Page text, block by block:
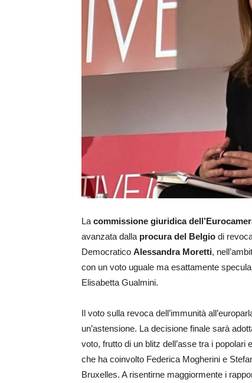
La commissione giuridica
avanzata dalla procura del Belgio di
Democratico Alessandra Moretti,
con un voto uguale ma esattamente
Elisabetta Gualmini.
Il voto sulla revoca dell’immunità
un’astensione. La decisione finale sarà
voto, frutto di un blitz dell’asse tra i popolari
che ha coinvolto Federica Mogherini e
Bruxelles. A risentirne maggiormente i